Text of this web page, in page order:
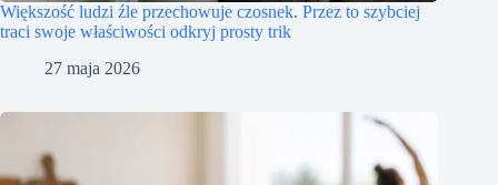
Większość ludzi źle przechowuje czosnek. Przez to szybciej
traci swoje właściwości odkryj prosty trik
27 maja 2026